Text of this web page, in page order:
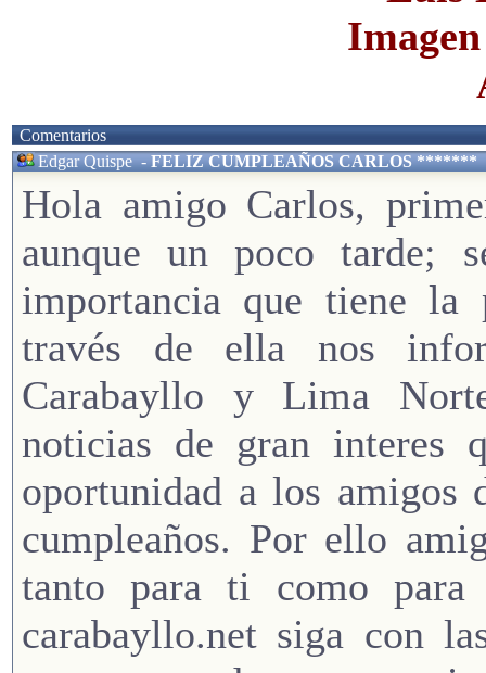
Comentarios
Edgar Quispe-FELIZ CUMPLEAÑOS CARLOS *******
Hola amigo Carlos,
aunque un poco tarde;
importancia que tiene la
través de ella nos
Carabayllo y Lima
noticias de gran interes
oportunidad a los amigos
cumpleaños. Por ello
tanto para ti como
carabayllo.net siga con